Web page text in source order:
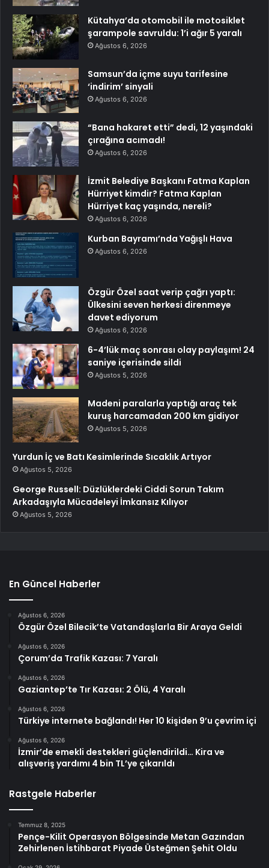
Kütahya’da otomobil ile motosiklet
şarampole savruldu: 1’i ağır 5 yaralı
Ağustos 6, 2026
Samsun’da içme suyu tarifesine
‘indirim’ sinyali
Ağustos 6, 2026
“Bana hakaret etti” dedi, 12 yaşındaki
çırağına acımadı!
Ağustos 6, 2026
İzmit Belediye Başkanı Fatma Kaplan
Hürriyet kimdir? Fatma Kaplan
Hürriyet kaç yaşında, nereli?
Ağustos 6, 2026
Kurban Bayramı’nda Yağışlı Hava
Ağustos 6, 2026
Özgür Özel saat verip çağrı yaptı:
Ülkesini seven herkesi direnmeye
davet ediyorum
Ağustos 6, 2026
6-4’lük maç sonrası olay paylaşım! 24
saniye içerisinde sildi
Ağustos 5, 2026
Madeni paralarla yaptığı araç tek
kuruş harcamadan 200 km gidiyor
Ağustos 5, 2026
Yurdun İç ve Batı Kesimlerinde Sıcaklık Artıyor
Ağustos 5, 2026
George Russell: Düzlüklerdeki Ciddi Sorun Takım
Arkadaşıyla Mücadeleyi İmkansız Kılıyor
Ağustos 5, 2026
En Güncel Haberler
Ağustos 6, 2026
Özgür Özel Bilecik’te Vatandaşlarla Bir Araya Geldi
Ağustos 6, 2026
Çorum’da Trafik Kazası: 7 Yaralı
Ağustos 6, 2026
Gaziantep’te Tır Kazası: 2 Ölü, 4 Yaralı
Ağustos 6, 2026
Türkiye internete bağlandı! Her 10 kişiden 9’u çevrim içi
Ağustos 6, 2026
İzmir’de emekli destekleri güçlendirildi… Kira ve
alışveriş yardımı 4 bin TL’ye çıkarıldı
Rastgele Haberler
Temmuz 8, 2025
Pençe-Kilit Operasyon Bölgesinde Metan Gazından
Zehirlenen İstihbarat Piyade Üsteğmen Şehit Oldu